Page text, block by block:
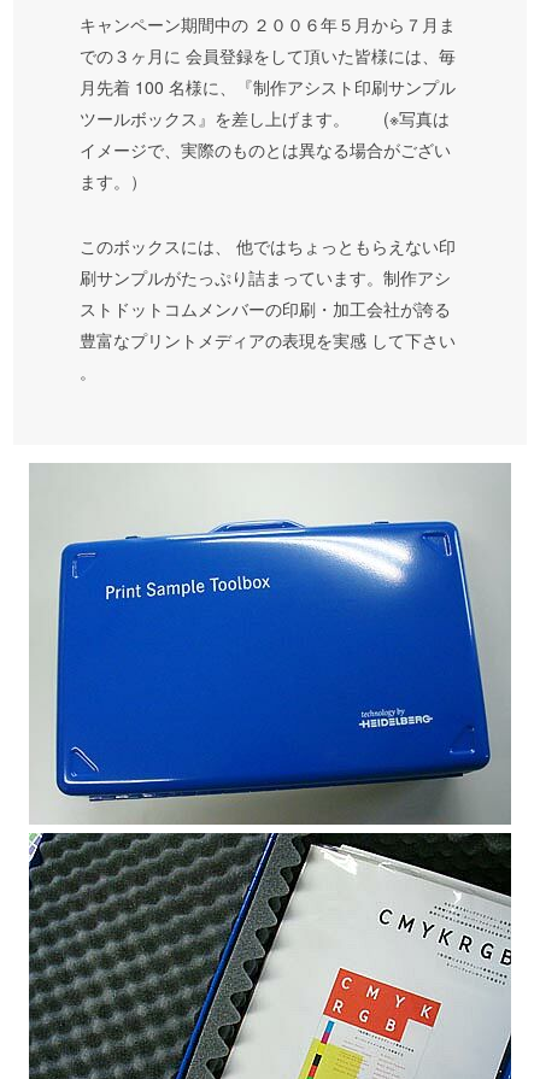
キャンペーン期間中の ２００６年５月から７月ま
での３ヶ月に 会員登録をして頂いた皆様には、毎
月先着 100 名様に、『制作アシスト印刷サンプル
ツールボックス』を差し上げます。 (※写真は
イメージで、実際のものとは異なる場合がござい
ます。）
このボックスには、 他ではちょっともらえない印
刷サンプルがたっぷり詰まっています。制作アシ
ストドットコムメンバーの印刷・加工会社が誇る
豊富なプリントメディアの表現を実感 して下さい
。